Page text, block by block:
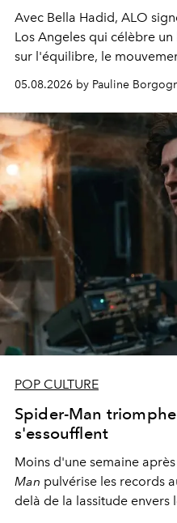
Avec Bella Hadid, ALO
Los Angeles qui célèbre
sur l'équilibre, le
05.08.2026 by Pauline
POP CULTURE
Spider-Man
s'essoufflent
Moins d'une semaine
Man pulvérise les records
delà de la lassitude envers